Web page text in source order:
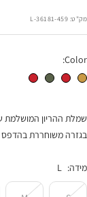
מק"ט: 36181-459-L
Color:
שמלת הריון הילה זהב מודפסשמלת הריון הילה אדוםשמלת הריון הילה זית מנומרשמלת הריון הילה הדפס אדום
שמלת ההריון המושלמת
בגזרה משוחררת בהדפס
מידה: L